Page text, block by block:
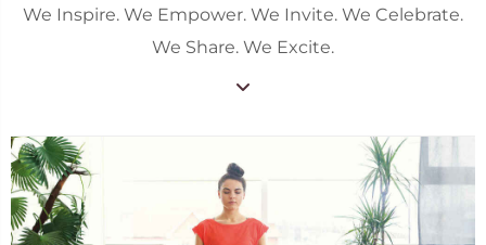
We Inspire. We Empower. We Invite. We Celebrate.
We Share. We Excite.